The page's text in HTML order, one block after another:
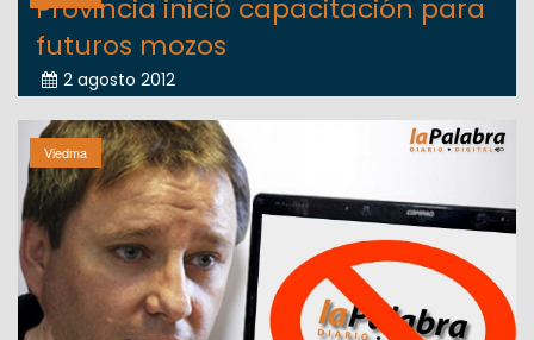
Provincia inició capacitación para
futuros mozos
2 agosto 2012
Viedma